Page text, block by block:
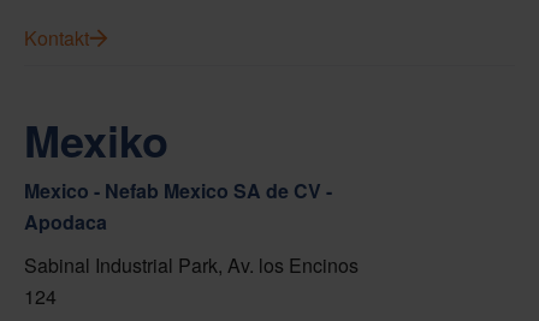
Kontakt
Mexiko
Mexico - Nefab Mexico SA de CV -
Apodaca
Sabinal Industrial Park, Av. los Encinos
124